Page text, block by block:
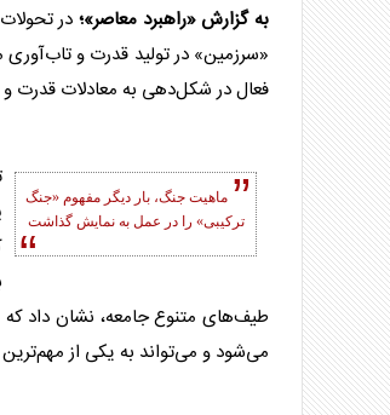
به گزارش «راهبرد معاصر»؛در
«سرزمین» در تولید قدرت و تاب‌آوری
فعال در شکل‌دهی به معادلات قدرت و
ماهیت جنگ، بار دیگر مفهوم «جنگ
ترکیبی» را در عمل به نمایش گذاشت
طیف‌های متنوع جامعه، نشان داد که
می‌شود و می‌تواند به یکی از